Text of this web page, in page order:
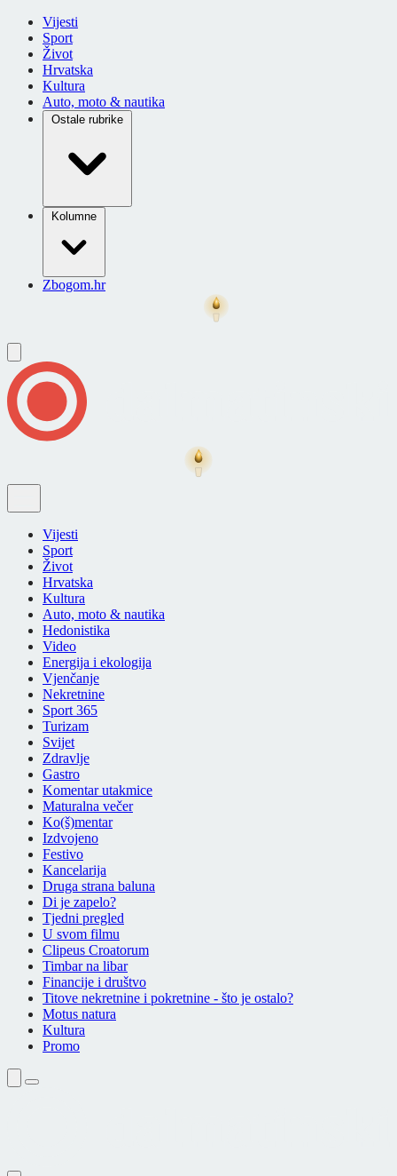
Vijesti
Sport
Život
Hrvatska
Kultura
Auto, moto & nautika
Ostale rubrike
Kolumne
Zbogom.hr
Vijesti
Sport
Život
Hrvatska
Kultura
Auto, moto & nautika
Hedonistika
Video
Energija i ekologija
Vjenčanje
Nekretnine
Sport 365
Turizam
Svijet
Zdravlje
Gastro
Komentar utakmice
Maturalna večer
Ko(š)mentar
Izdvojeno
Festivo
Kancelarija
Druga strana baluna
Di je zapelo?
Tjedni pregled
U svom filmu
Clipeus Croatorum
Timbar na libar
Financije i društvo
Titove nekretnine i pokretnine - što je ostalo?
Motus natura
Kultura
Promo